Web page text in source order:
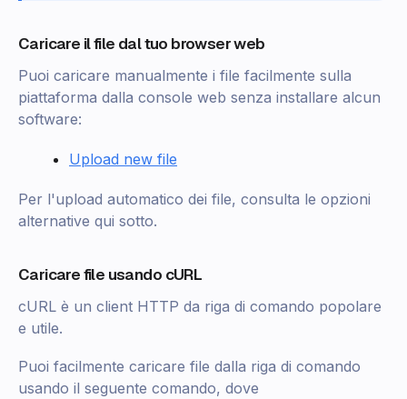
Caricare il file dal tuo browser web
Puoi caricare manualmente i file facilmente sulla
piattaforma dalla console web senza installare alcun
software:
Upload new file
Per l'upload automatico dei file, consulta le opzioni
alternative qui sotto.
Caricare file usando cURL
cURL è un client HTTP da riga di comando popolare
e utile.
Puoi facilmente caricare file dalla riga di comando
usando il seguente comando, dove